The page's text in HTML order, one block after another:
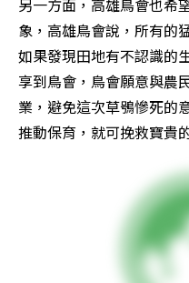
另一方面，高雄鳥會也希
象，高雄鳥會說，所有的
如果發現田地有不認識的
享到鳥會，鳥會願意與農
業，避免這次草鴞慘死的
推動保育，就可挽救寶貴